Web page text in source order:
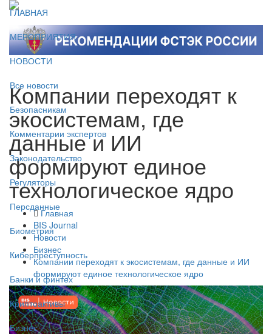
ГЛАВНАЯ
МЕРОПРИЯТИЯ
НОВОСТИ
Все новости
Безопасникам
Комментарии экспертов
Законодательство
Регуляторы
Персданные
Биометрия
Киберпреступность
Банки и финтех
Криптоактивы
Бизнес
Компании переходят к
экосистемам, где
данные и ИИ
формируют единое
технологическое ядро
Главная
BIS Journal
Новости
Бизнес
Компании переходят к экосистемам, где данные и ИИ
формируют единое технологическое ядро